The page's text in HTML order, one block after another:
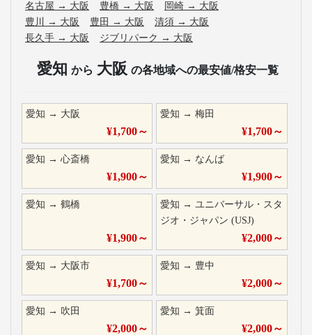
名古屋 → 大阪 豊橋 → 大阪 岡崎 → 大阪
豊川
→ 大阪 豊田 → 大阪 清須 → 大阪
長久手 → 大阪 ジブリパーク → 大阪
愛知 から 大阪 の各地域への最安値/格安一覧
愛知 → 大阪
¥1,700～
愛知 →梅田
¥1,700～
愛知 → 心斎橋
¥1,900～
愛知 → なんば
¥1,900～
愛知 → 鶴橋
¥1,900～
愛知 →ユニバーサル・スタ
ジオ・ジャパン (USJ)
¥2,000～
愛知 → 大阪市
¥1,700～
愛知 → 豊中
¥2,000～
愛知 → 吹田
¥2,000～
愛知 →箕面
¥2,000～